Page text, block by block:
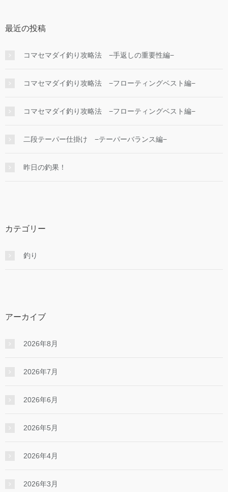
最近の投稿
コマセマダイ釣り攻略法 −手返しの重要性編−
コマセマダイ釣り攻略法 −フローティングベスト編−
コマセマダイ釣り攻略法 −フローティングベスト編−
二段テーパー仕掛け −テーパーバランス編−
昨日の釣果！
カテゴリー
釣り
アーカイブ
2026年8月
2026年7月
2026年6月
2026年5月
2026年4月
2026年3月